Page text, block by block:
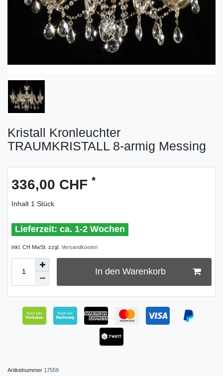
Kristall Kronleuchter
TRAUMKRISTALL 8-armig Messing
336,00 CHF *
Inhalt 1 Stück
ca. 1-2 Wochen
inkl. CH MwSt. zzgl. Versandkosten
In den Warenkorb
Artikelnummer 17559